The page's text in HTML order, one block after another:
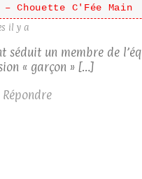
Chouette C'Fée Main
il y a
séduit un membre de
« garçon » […]
Répondre